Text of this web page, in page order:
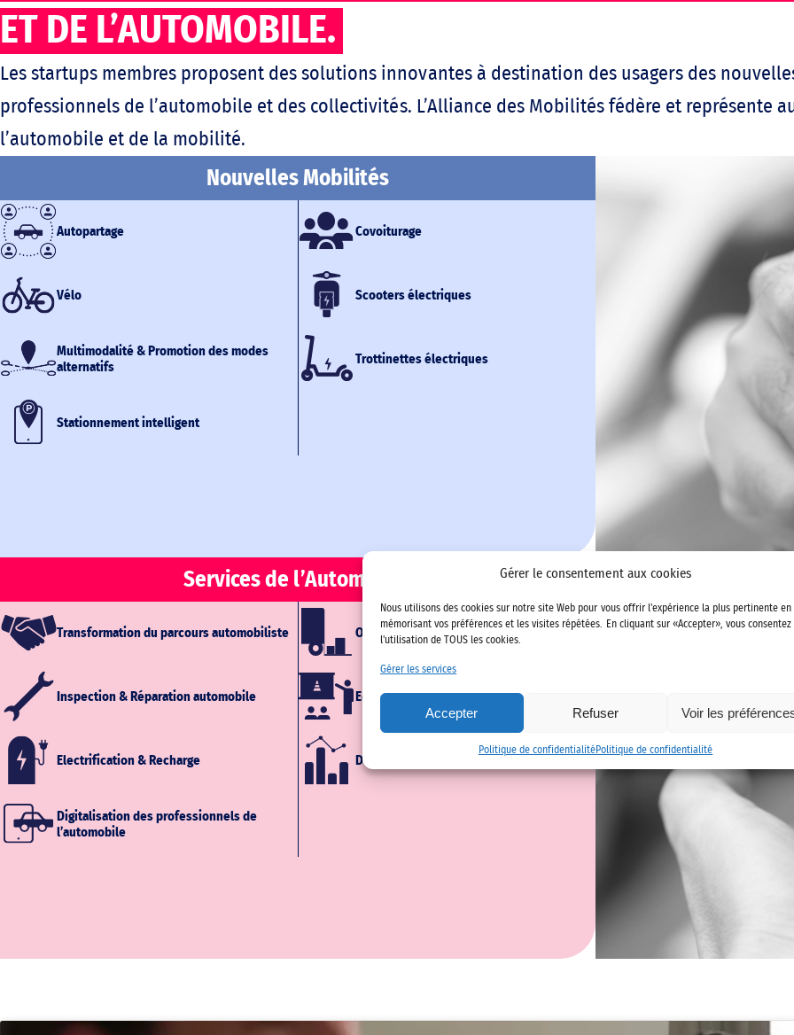
Gérer le consentement aux cookies
Nous utilisons des cookies sur notre site Web pour vous offrir l'expérience la plus pertinente en
mémorisant vos préférences et les visites répétées. En cliquant sur «Accepter», vous consentez
l'utilisation de TOUS les cookies.
Gérer les services
Accepter Refuser Voir les
Politique de confidentialitéPolitique de confidentialité
ET DE L’AUTOMOBILE.
Les startups membres proposent des solutions innovantes à destination des usagers des
professionnels de l’automobile et des collectivités. L’Alliance des Mobilités fédère et représente
l’automobile et de la mobilité.
Nouvelles Mobilités
Autopartage
Vélo
Multimodalité & Promotion des modes
alternatifs
Stationnement intelligent
Covoiturage
Scooters électriques
Trottinettes électriques
Services de l’Automobile
Transformation du parcours automobiliste
Inspection & Réparation automobile
Electrification & Recharge
Digitalisation des professionnels de
l’automobile
Optimisation logistique
Education & Sécurité routière
Datas & Intelligence artificielle